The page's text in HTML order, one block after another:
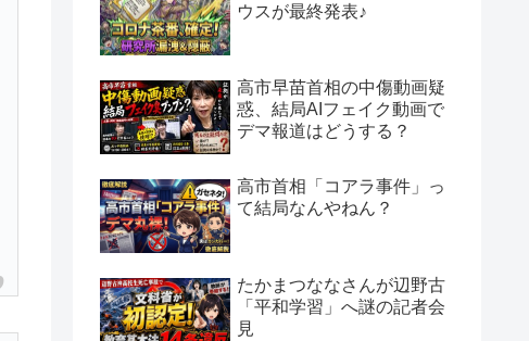
ウスが最終発表♪
高市早苗首相の中傷動画疑
惑、結局AIフェイク動画で
デマ報道はどうする？
高市首相「コアラ事件」っ
て結局なんやねん？
たかまつななさんが辺野古
「平和学習」へ謎の記者会
見